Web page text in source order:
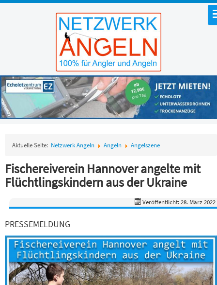
Aktuelle Seite: Netzwerk Angeln Angeln Angelszene
Fischereiverein Hannover angelte mit
Flüchtlingskindern aus der Ukraine
Veröffentlicht: 28. März 2022
PRESSEMELDUNG